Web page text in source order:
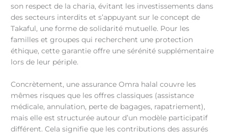
son respect de la charia, évitant les investissements dans
des secteurs interdits et s’appuyant sur le concept de
Takaful, une forme de solidarité mutuelle. Pour les
familles et groupes qui recherchent une protection
éthique, cette garantie offre une sérénité supplémentaire
lors de leur périple.
Concrètement, une assurance Omra halal couvre les
mêmes risques que les offres classiques (assistance
médicale, annulation, perte de bagages, rapatriement),
mais elle est structurée autour d’un modèle participatif
différent. Cela signifie que les contributions des assurés